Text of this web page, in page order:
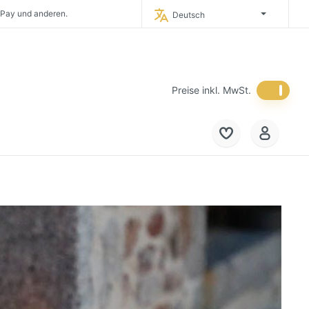
und anderen.
Deutschlands.
Deutschland.
Deutsch
Preise inkl. MwSt.